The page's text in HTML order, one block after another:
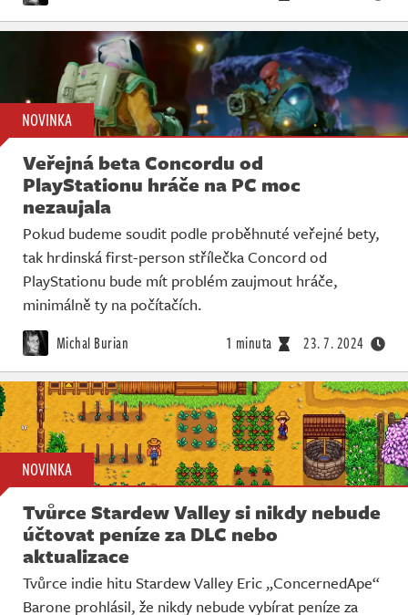
NOVINKA
Veřejná beta Concordu od
PlayStationu hráče na PC moc
nezaujala
Pokud budeme soudit podle proběhnuté veřejné bety,
tak hrdinská first-person střílečka Concord od
PlayStationu bude mít problém zaujmout hráče,
minimálně ty na počítačích.
Michal Burian 1 minuta 23. 7. 2024
NOVINKA
Tvůrce Stardew Valley si nikdy nebude
účtovat peníze za DLC nebo
aktualizace
Tvůrce indie hitu Stardew Valley Eric „ConcernedApe“
Barone prohlásil, že nikdy nebude vybírat peníze za